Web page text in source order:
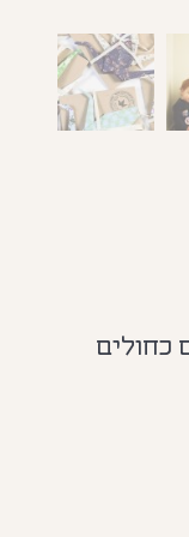
כחולים